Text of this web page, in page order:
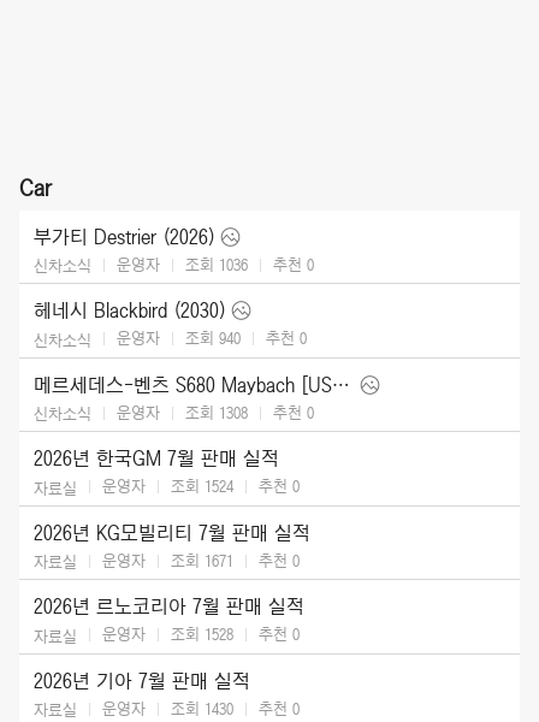
Car
부가티 Destrier (2026)
신차소식 운영자 조회 1036 추천 0
헤네시 Blackbird (2030)
신차소식 운영자 조회 940 추천 0
메르세데스-벤츠 S680 Maybach [US] (2027)
신차소식 운영자 조회 1308 추천 0
2026년 한국GM 7월 판매 실적
자료실 운영자 조회 1524 추천 0
2026년 KG모빌리티 7월 판매 실적
자료실 운영자 조회 1671 추천 0
2026년 르노코리아 7월 판매 실적
자료실 운영자 조회 1528 추천 0
2026년 기아 7월 판매 실적
자료실 운영자 조회 1430 추천 0